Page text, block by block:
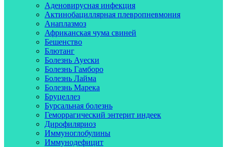
Аденовирусная инфекция
Актинобациллярная плевропневмония
Анаплазмоз
Африканская чума свиней
Бешенство
Блютанг
Болезнь Ауески
Болезнь Гамборо
Болезнь Лайма
Болезнь Марека
Бруцеллез
Бурсальная болезнь
Геморрагический энтерит индеек
Дирофиляриоз
Иммуноглобулины
Иммунодефицит